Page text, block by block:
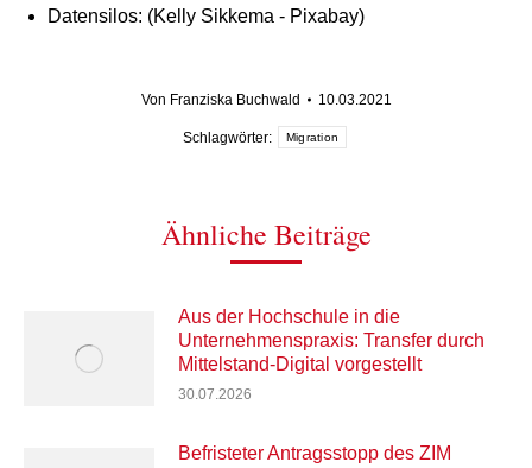
Datensilos: (Kelly Sikkema - Pixabay)
Von Franziska Buchwald 10.03.2021
Schlagwörter: Migration
Ähnliche Beiträge
Aus der Hochschule in die
Unternehmenspraxis: Transfer durch
Mittelstand-Digital vorgestellt
30.07.2026
Befristeter Antragsstopp des ZIM